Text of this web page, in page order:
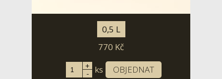
0,5 L
770 Kč
+
- ks OBJEDNAT